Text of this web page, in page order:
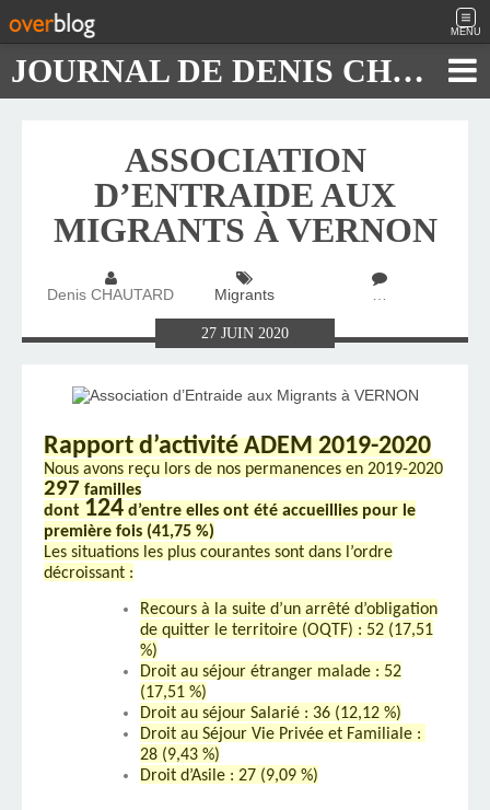
MENU
JOURNAL DE DENIS CHAUTARD
ASSOCIATION
D’ENTRAIDE AUX
MIGRANTS À VERNON
Denis CHAUTARD Migrants …
27 JUIN 2020
Rapport d’activité ADEM 2019-2020
Nous avons reçu lors de nos permanences en 2019-2020
297 familles
dont 124 d’entre elles ont été accueillies pour le
première fois (41,75 %)
Les situations les plus courantes sont dans l’ordre
décroissant :
Recours à la suite d’un arrêté d’obligation
de quitter le territoire (OQTF) : 52 (17,51
%)
Droit au séjour étranger malade : 52
(17,51 %)
Droit au séjour Salarié : 36 (12,12 %)
Droit au Séjour Vie Privée et Familiale :
28 (9,43 %)
Droit d’Asile : 27 (9,09 %)